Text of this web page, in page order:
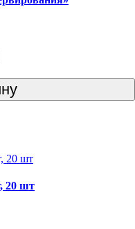
20 шт